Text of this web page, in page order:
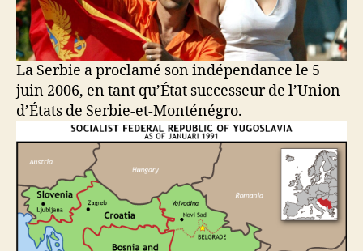
La Serbie a proclamé son indépendance le 5
juin 2006, en tant qu’État successeur de l’Union
d’États de Serbie-et-Monténégro.